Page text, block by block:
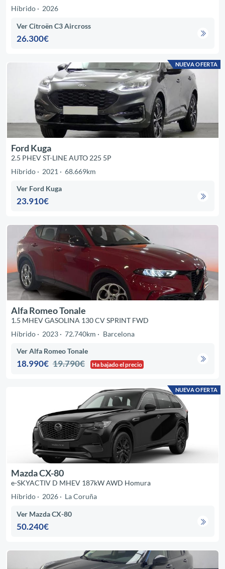
Híbrido
2026
Ver Citroën C3 Aircross
26.300€
NUEVA OFERTA
Ford Kuga
2.5 PHEV ST-LINE AUTO 225 5P
Híbrido
2021 68.669km
Ver Ford Kuga
23.910€
Alfa Romeo Tonale
1.5 MHEV GASOLINA 130 CV SPRINT FWD
Híbrido
2023 72.740km Barcelona
Ver Alfa Romeo Tonale
18.990€ 19.790€ Ha bajado el precio
NUEVA OFERTA
Mazda CX-80
e-SKYACTIV D MHEV 187kW AWD Homura
Híbrido
2026 La Coruña
Ver Mazda CX-80
50.240€